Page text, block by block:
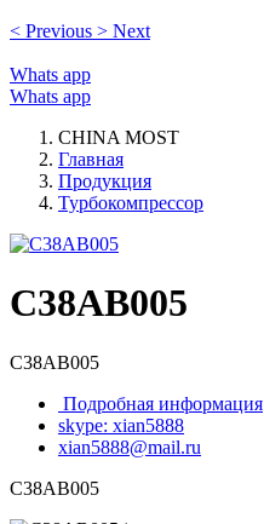
< Previous > Next
Whats app
Whats app
CHINA MOST
Главная
Продукция
Турбокомпрессор
C38AB005
C38AB005
Подробная информация
skype: xian5888
xian5888@mail.ru
C38AB005